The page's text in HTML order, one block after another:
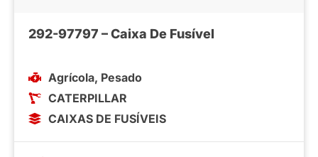
292-97797 – Caixa De Fusível
Agrícola, Pesado
CATERPILLAR
CAIXAS DE FUSÍVEIS